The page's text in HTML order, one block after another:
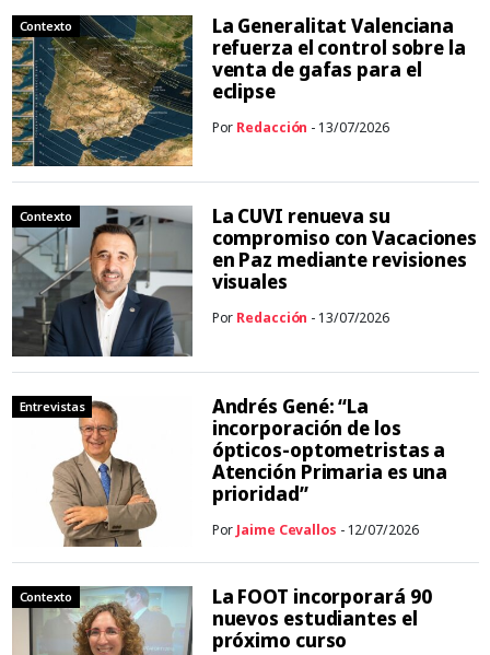
Contexto
La Generalitat Valenciana
refuerza el control sobre la
venta de gafas para el
eclipse
Por Redacción - 13/07/2026
Contexto
La CUVI renueva su
compromiso con Vacaciones
en Paz mediante revisiones
visuales
Por Redacción - 13/07/2026
Entrevistas
Andrés Gené: “La
incorporación de los
ópticos-optometristas a
Atención Primaria es una
prioridad”
Por Jaime Cevallos - 12/07/2026
Contexto
La FOOT incorporará 90
nuevos estudiantes el
próximo curso